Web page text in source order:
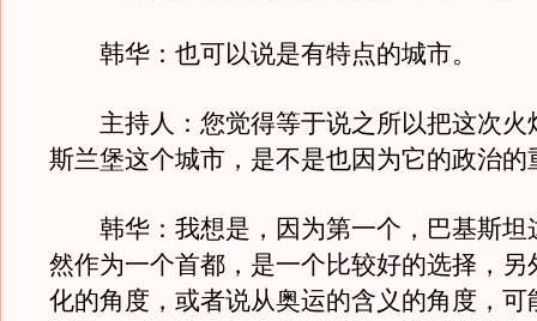
韩华：也可以说是有特点的城市。
主持人：您觉得等于说之所以把这次火
斯兰堡这个城市，是不是也因为它的政治的
韩华：我想是，因为第一个，巴基斯坦
然作为一个首都，是一个比较好的选择，另
化的角度，或者说从奥运的含义的角度，可